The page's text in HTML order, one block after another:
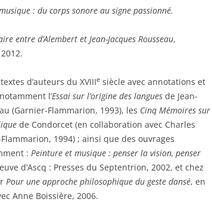
: du corps sonore au signe passionné.
entre d’Alembert et Jean-Jacques Rousseau,
d’auteurs du XVIIIe siècle avec annotations et
l’Essai sur l’origine des langues de Jean-
(Garnier-Flammarion, 1993), les Cinq Mémoires sur
de Condorcet (en collaboration avec Charles
1994) ; ainsi que des ouvrages
: Peinture et musique : penser la vision, penser
d’Ascq : Presses du Septentrion, 2002, et chez
Pour une approche philosophique du geste dansé, en
Anne Boissière, 2006.